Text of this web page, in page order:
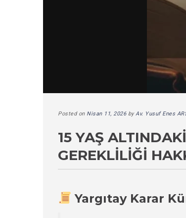
Posted on Nisan 11, 2026byAv. Yusuf Enes
15 YAŞ
GEREKLILIĞI
Yargıtay Karar